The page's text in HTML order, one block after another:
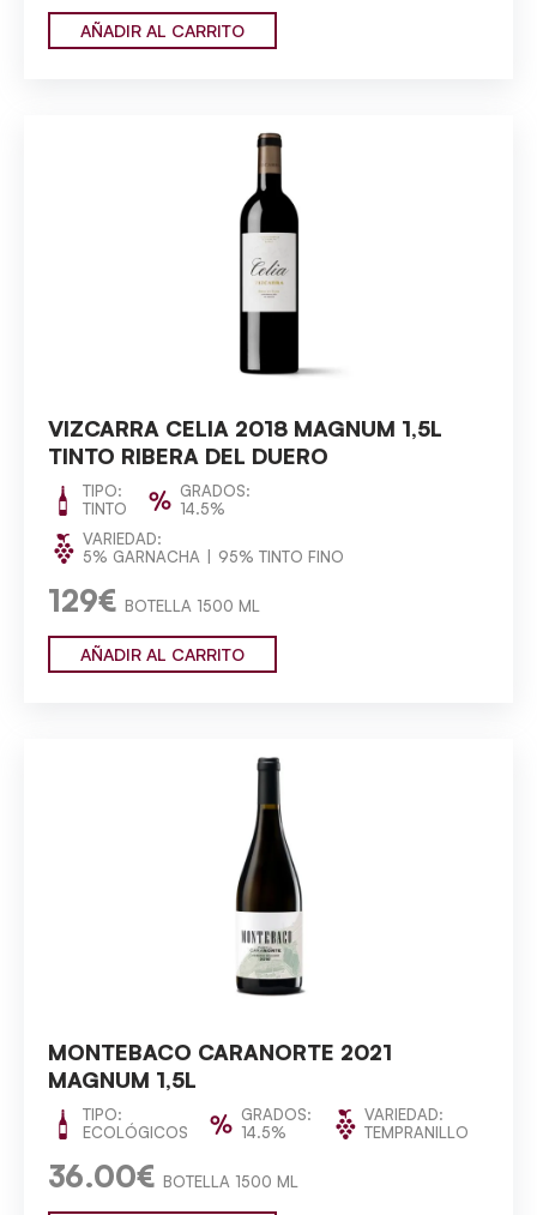
AÑADIR AL CARRITO
VIZCARRA CELIA 2018 MAGNUM 1,5L
TINTO RIBERA DEL DUERO
TIPO:
TINTO
GRADOS:
14.5%
VARIEDAD:
5% GARNACHA
95% TINTO FINO
129€ BOTELLA 1500 ML
AÑADIR AL CARRITO
MONTEBACO CARANORTE 2021
MAGNUM 1,5L
TIPO:
ECOLÓGICOS
GRADOS:
14.5%
VARIEDAD:
TEMPRANILLO
36.00€ BOTELLA 1500 ML